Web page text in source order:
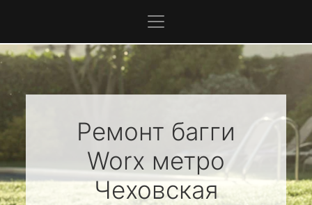
Ремонт багги
Worx метро
Чеховская